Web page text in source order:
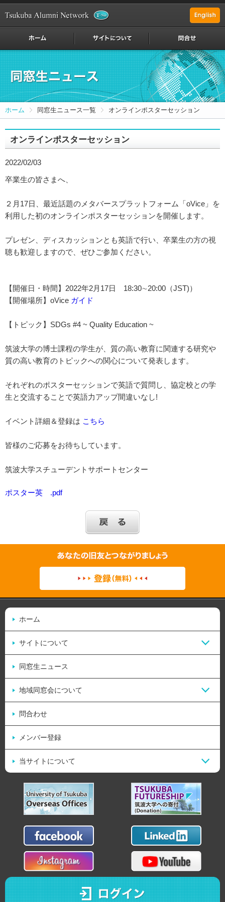
ホーム 同窓生ニュース一覧 オンラインポスターセッション
オンラインポスターセッション
2022/02/03
卒業生の皆さまへ、
２月17日、最近話題のメタバースプラットフォーム「oVice」を
利用した初のオンラインポスターセッションを開催します。
プレゼン、ディスカッションとも英語で行い、卒業生の方の視
聴も歓迎しますので、ぜひご参加ください。
【開催日・時間】2022年2月17日 18:30∼20:00（JST)）
【開催場所】oVice ガイド
【トピック】SDGs #4 ~ Quality Education ~
筑波大学の博士課程の学生が、質の高い教育に関連する研究や
質の高い教育のトピックへの関心について発表します。
それぞれのポスターセッションで英語で質問し、協定校との学
生と交流することで英語力アップ間違いなし!
イベント詳細＆登録は こちら
皆様のご応募をお待ちしています。
筑波大学スチューデントサポートセンター
ポスター英 .pdf
ホーム
サイトについて
同窓生ニュース
地域同窓会について
問合わせ
メンバー登録
当サイトについて